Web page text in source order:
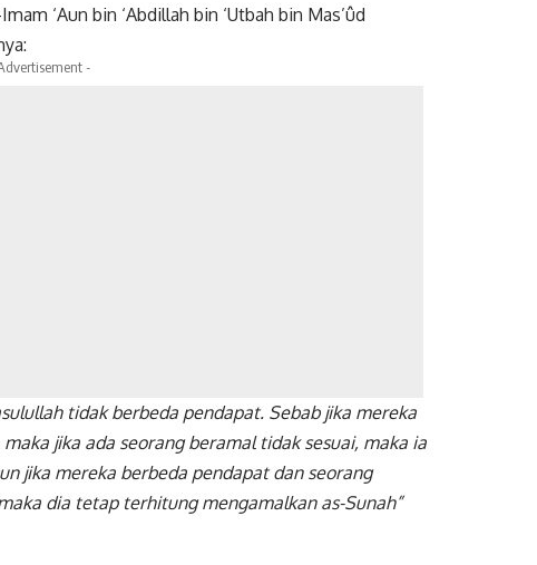
‘Aun bin ‘Abdillah bin ‘Utbah bin Mas’ûd
-
tidak berbeda pendapat. Sebab jika mereka
jika ada seorang beramal tidak sesuai, maka ia
jika mereka berbeda pendapat dan seorang
dia tetap terhitung mengamalkan as-Sunah”